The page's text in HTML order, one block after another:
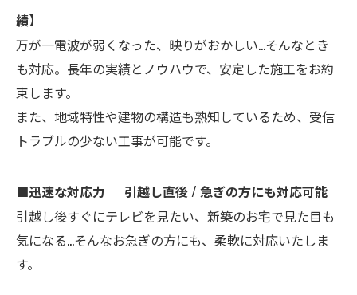
績】
万が一電波が弱くなった、映りがおかしい…そんなとき
も対応。長年の実績とノウハウで、安定した施工をお約
束します。
また、地域特性や建物の構造も熟知しているため、受信
トラブルの少ない工事が可能です。
■迅速な対応力 引越し直後 / 急ぎの方にも対応可能
引越し後すぐにテレビを見たい、新築のお宅で見た目も
気になる…そんなお急ぎの方にも、柔軟に対応いたしま
す。